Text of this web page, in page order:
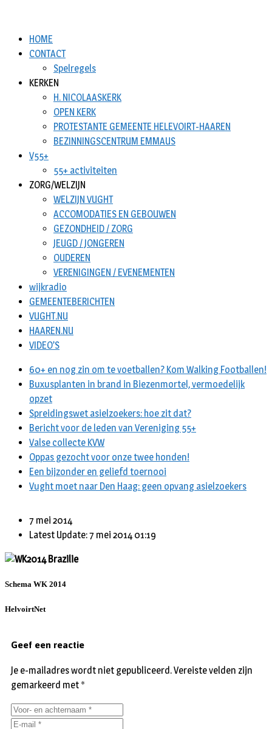
HOME
CONTACT
Spelregels
KERKEN
H. NICOLAASKERK
OPEN KERK
PROTESTANTE GEMEENTE HELEVOIRT-HAAREN
BEZINNINGSCENTRUM EMMAUS
V55+
55+ activiteiten
ZORG/WELZIJN
WELZIJN VUGHT
ACCOMODATIES EN GEBOUWEN
GEZONDHEID / ZORG
JEUGD / JONGEREN
OUDEREN
VERENIGINGEN / EVENEMENTEN
wijkradio
GEMEENTEBERICHTEN
VUGHT.NU
HAAREN.NU
VIDEO’S
60+ en nog zin om te voetballen? Kom Walking Footballen!
Buxusplanten in brand in Biezenmortel, vermoedelijk
opzet
Spreidingswet asielzoekers: hoe zit dat?
Bericht voor de leden van Vereniging 55+
Valse collecte KVW
Oppas gezocht voor onze twee honden!
Een bijzonder en geliefd toernooi
Vught moet naar Den Haag: geen opvang asielzoekers
7 mei 2014
Latest Update: 7 mei 2014 01:19
Schema WK 2014
HelvoirtNet
Geef een reactie
Je e-mailadres wordt niet gepubliceerd.Vereiste velden zijn
gemarkeerd met *